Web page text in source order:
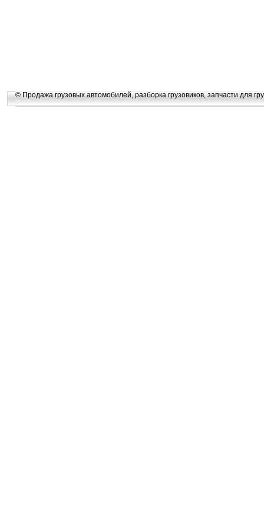
© Продажа грузовых автомобилей, разборка грузовиков, запчасти для